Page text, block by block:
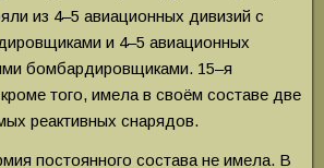
из 4–5 авиационных дивизий с
и 4–5 авиационных
бомбардировщиками. 15–я
того, имела в своём составе две
реактивных снарядов.
постоянного состава не имела. В